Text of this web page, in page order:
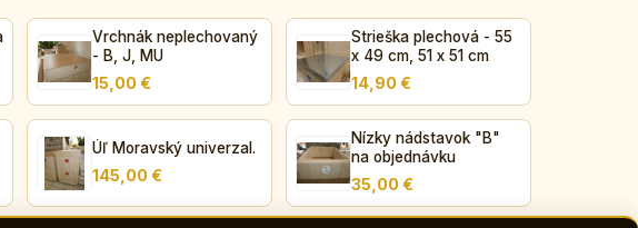
Vrchnák neplechovaný
- B, J, MU
15,00 €
Strieška plechová - 55
x 49 cm, 51 x 51 cm
14,90 €
Úľ Moravský univerzal.
145,00 €
Nízky nádstavok "B"
na objednávku
35,00 €